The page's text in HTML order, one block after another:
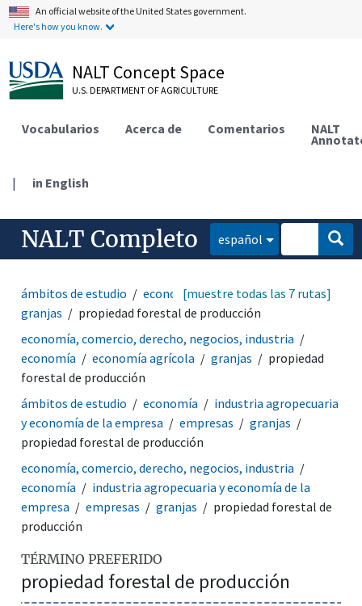
An official website of the United States government.
Here's how you know.
NALT Concept Space
U.S. DEPARTMENT OF AGRICULTURE
Vocabularios Acerca de Comentarios NALT
| in English
NALT Completo español
ámbitos de estudio economía
economía agrícola
granjas
propiedad forestal de producción
[muestre todas las 7 rutas]
economía, comercio, derecho, negocios, industria
economía
economía agrícola granjas
propiedad
forestal de producción
ámbitos de estudio
economía
industria agropecuaria
y economía de la empresa
empresas
granjas
propiedad forestal de producción
economía, comercio, derecho, negocios, industria
economía
industria agropecuaria y economía de la
empresa
empresas granjas
propiedad forestal de
producción
TÉRMINO PREFERIDO
propiedad forestal de producción